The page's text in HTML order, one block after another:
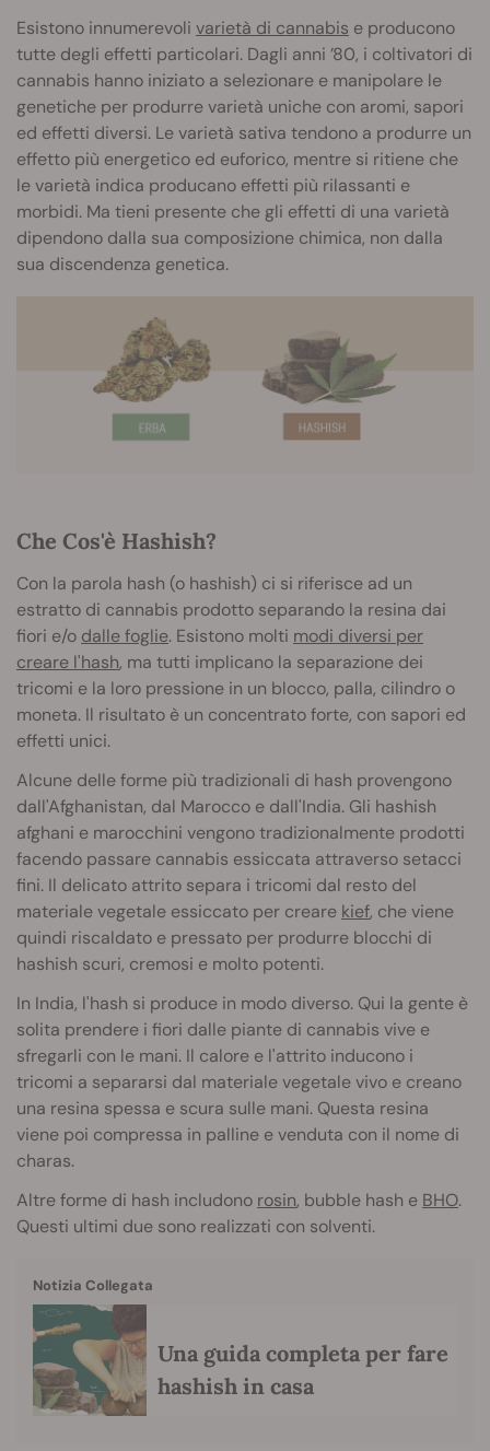
Esistono innumerevoli varietà di cannabis e producono
tutte degli effetti particolari. Dagli anni ’80, i coltivatori di
cannabis hanno iniziato a selezionare e manipolare le
genetiche per produrre varietà uniche con aromi, sapori
ed effetti diversi. Le varietà sativa tendono a produrre un
effetto più energetico ed euforico, mentre si ritiene che
le varietà indica producano effetti più rilassanti e
morbidi. Ma tieni presente che gli effetti di una varietà
dipendono dalla sua composizione chimica, non dalla
sua discendenza genetica.
Che Cos'è Hashish?
Con la parola hash (o hashish) ci si riferisce ad un
estratto di cannabis prodotto separando la resina dai
fiori e/o dalle foglie. Esistono molti modi diversi per
creare l'hash, ma tutti implicano la separazione dei
tricomi e la loro pressione in un blocco, palla, cilindro o
moneta. Il risultato è un concentrato forte, con sapori ed
effetti unici.
Alcune delle forme più tradizionali di hash provengono
dall'Afghanistan, dal Marocco e dall'India. Gli hashish
afghani e marocchini vengono tradizionalmente prodotti
facendo passare cannabis essiccata attraverso setacci
fini. Il delicato attrito separa i tricomi dal resto del
materiale vegetale essiccato per creare kief, che viene
quindi riscaldato e pressato per produrre blocchi di
hashish scuri, cremosi e molto potenti.
In India, l'hash si produce in modo diverso. Qui la gente è
solita prendere i fiori dalle piante di cannabis vive e
sfregarli con le mani. Il calore e l'attrito inducono i
tricomi a separarsi dal materiale vegetale vivo e creano
una resina spessa e scura sulle mani. Questa resina
viene poi compressa in palline e venduta con il nome di
charas.
Altre forme di hash includono rosin, bubble hash e BHO.
Questi ultimi due sono realizzati con solventi.
Notizia Collegata
Una guida completa per fare
hashish in casa